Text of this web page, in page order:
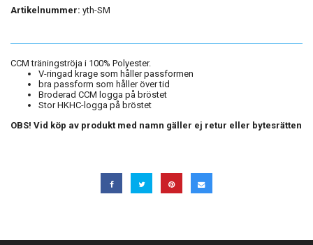
Artikelnummer: yth-SM
CCM träningströja i 100% Polyester.
V-ringad krage som håller passformen
bra passform som håller över tid
Broderad CCM logga på bröstet
Stor HKHC-logga på bröstet
OBS! Vid köp av produkt med namn gäller ej retur eller bytesrätten